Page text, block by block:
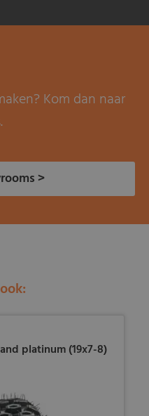
Kom dan naar
>
platinum (19x7-8)